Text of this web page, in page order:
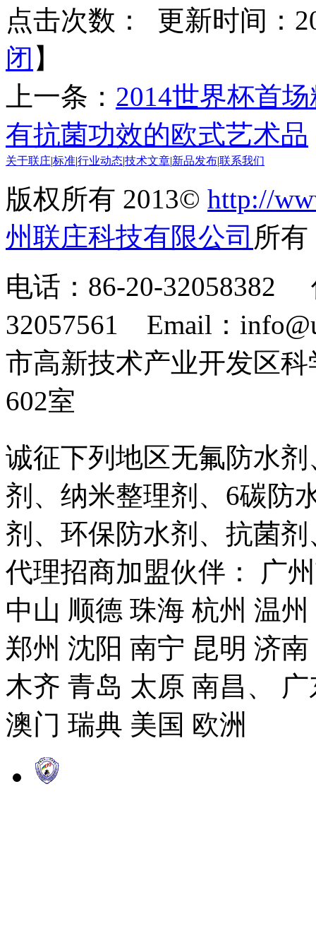
点击次数：
更新时间：
闭 】
上一条： 2014世界杯首
有抗菌功效的欧式艺术品
关于联庄标准行业动态技术文章 新品发布联系我们
版权所有 2013© http://
州联庄科技有限公司 所
电话：86-20-32058382
32057561 Email：
市高新技术产业开发区
602室
诚征下列地区无氟防水
剂、纳米整理剂、6碳防
剂、环保防水剂、抗菌
代理招商加盟伙伴： 广
中山 顺德 珠海 杭州 温
郑州 沈阳 南宁 昆明 济
木齐 青岛 太原 南昌、
澳门 瑞典 美国 欧洲